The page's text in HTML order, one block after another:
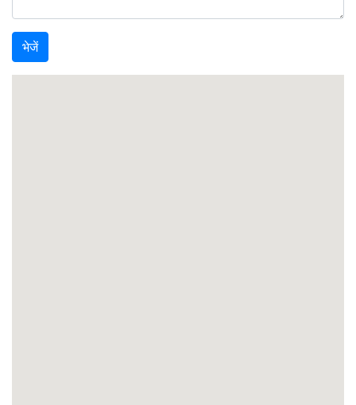
भेजें